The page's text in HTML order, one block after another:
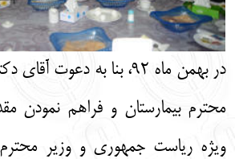
در بهمن ماه 92، بنا به
محترم بیمارستان و فراهم نمودن
ویژه ریاست جمهوری و وزیر